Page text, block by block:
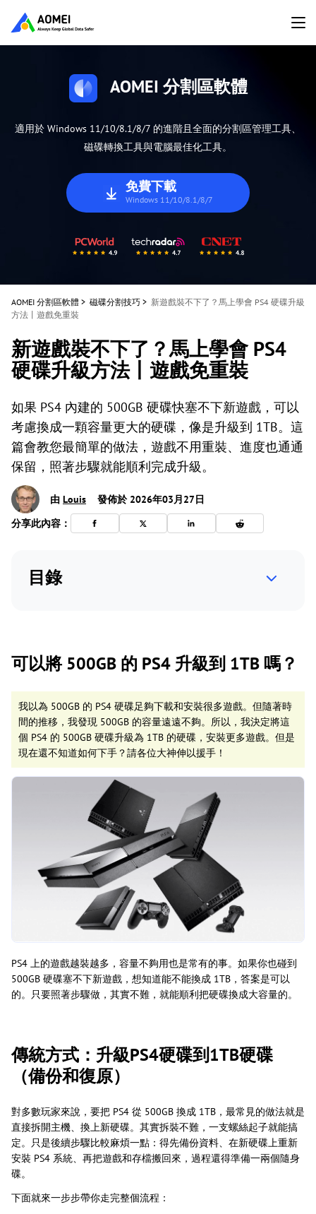
AOMEI 分割區軟體
適用於 Windows 11/10/8.1/8/7 的進階且全面的分割區管理工具、
磁碟轉換工具與電腦最佳化工具。
免費下載
Windows 11/10/8.1/8/7
AOMEI 分割區軟體 > 磁碟分割技巧 > 新遊戲裝不下了？馬上學會 PS4 硬碟升級
方法丨遊戲免重裝
新遊戲裝不下了？馬上學會 PS4
硬碟升級方法丨遊戲免重裝
如果 PS4 內建的 500GB 硬碟快塞不下新遊戲，可以
考慮換成一顆容量更大的硬碟，像是升級到 1TB。這
篇會教您最簡單的做法，遊戲不用重裝、進度也通通
保留，照著步驟就能順利完成升級。
由 Louis
發佈於 2026年03月27日
分享此內容：
目錄
可以將 500GB 的 PS4 升級到 1TB 嗎？
我以為 500GB 的 PS4 硬碟足夠下載和安裝很多遊戲。但隨著時
間的推移，我發現 500GB 的容量遠遠不夠。所以，我決定將這
個 PS4 的 500GB 硬碟升級為 1TB 的硬碟，安裝更多遊戲。但是
現在還不知道如何下手？請各位大神伸以援手！
PS4 上的遊戲越裝越多，容量不夠用也是常有的事。如果你也碰到
500GB 硬碟塞不下新遊戲，想知道能不能換成 1TB，答案是可以
的。只要照著步驟做，其實不難，就能順利把硬碟換成大容量的。
傳統方式：升級PS4硬碟到1TB硬碟
（備份和復原）
對多數玩家來說，要把 PS4 從 500GB 換成 1TB，最常見的做法就是
直接拆開主機、換上新硬碟。其實拆裝不難，一支螺絲起子就能搞
定。只是後續步驟比較麻煩一點：得先備份資料、在新硬碟上重新
安裝 PS4 系統、再把遊戲和存檔搬回來，過程還得準備一兩個隨身
碟。
下面就來一步步帶你走完整個流程：